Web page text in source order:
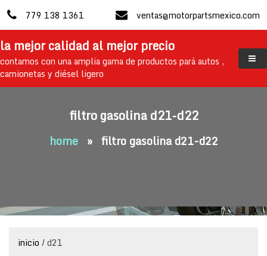
to
content
779 138 1361 ventas@motorpartsmexico.com
la mejor calidad al mejor precio
contamos con una amplia gama de productos pará autos ,
camionetas y diésel ligero
filtro gasolina d21-d22
home» filtro gasolina d21-d22
inicio / d21